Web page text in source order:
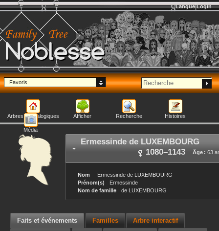
Noblesse
Langue Login
Favoris
Arbres généalogiques Afficher Recherche Histoires
Média
Ermessinde de LUXEMBOURG
Âge : 63
1080–1143
Nom Ermessinde de LUXEMBOURG
Prénom(s)
Ermessinde
Nom de famille
de LUXEMBOURG
Faits et événements Familles Arbre interactif